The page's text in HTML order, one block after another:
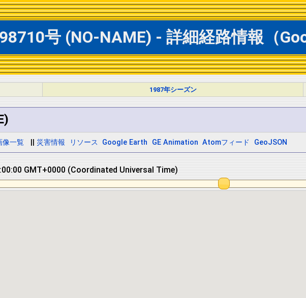
号 (NO-NAME) - 詳細経路情報（
1987年シーズン
像一覧 災害情報 リソース Google Earth GE Animation Atomフィード GeoJSON
GMT+0000 (Coordinated Universal Time)